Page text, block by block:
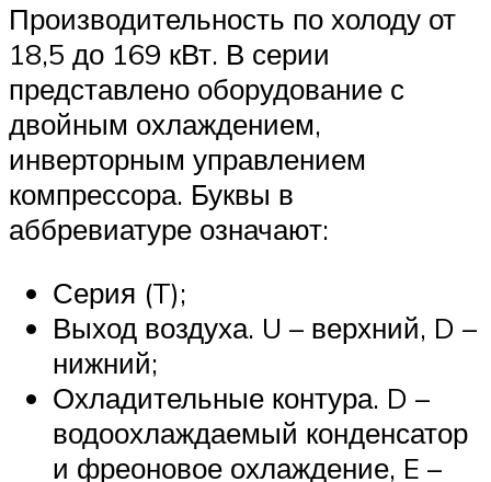
Производительность по холоду от
18,5 до 169 кВт. В серии
представлено оборудование с
двойным охлаждением,
инверторным управлением
компрессора. Буквы в
аббревиатуре означают:
Серия (T);
Выход воздуха. U – верхний, D –
нижний;
Охладительные контура. D –
водоохлаждаемый конденсатор
и фреоновое охлаждение, E –